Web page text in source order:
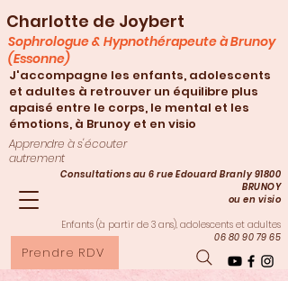
Charlotte de Joybert
Consultations au 6 rue Edouard Branly 91800
BRUNOY
ou en visio
Enfants (à partir de 3 ans), adolescents et adultes
06 80 90 79 65
Apprendre à s'écouter
autrement
Prendre RDV
Sophrologue & Hypnothérapeute à Brunoy
(Essonne)
J'accompagne les enfants, adolescents
et adultes à retrouver un équilibre plus
apaisé entre le corps, le mental et les
émotions, à Brunoy et en visio